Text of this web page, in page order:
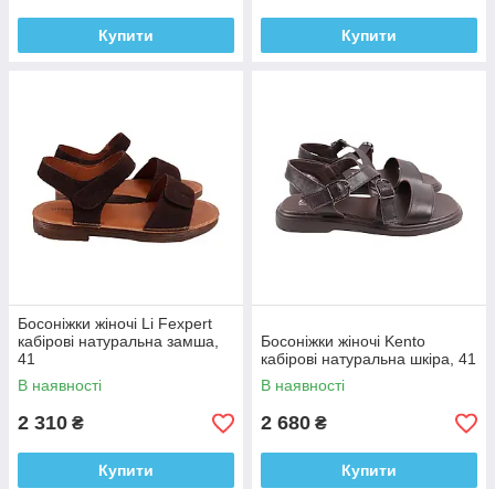
Купити Купити
Босоніжки жіночі Li Fexpert
кабірові натуральна замша,
41
В наявності
2 310 ₴
Купити
Босоніжки жіночі Kento
кабірові натуральна шкіра, 41
В наявності
2 680 ₴
Купити